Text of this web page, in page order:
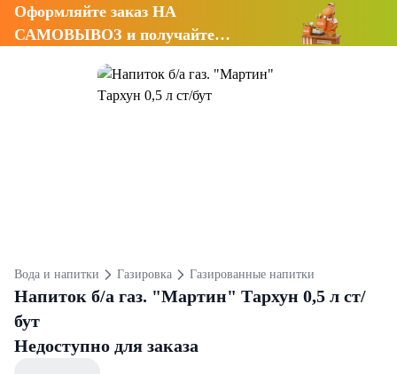
Оформляйте заказ НА
САМОВЫВОЗ и получайте
Вода и напитки Газировка Газированные напитки
Напиток б/а газ. "Мартин" Тархун 0,5 л ст/
бут
Недоступно для заказа